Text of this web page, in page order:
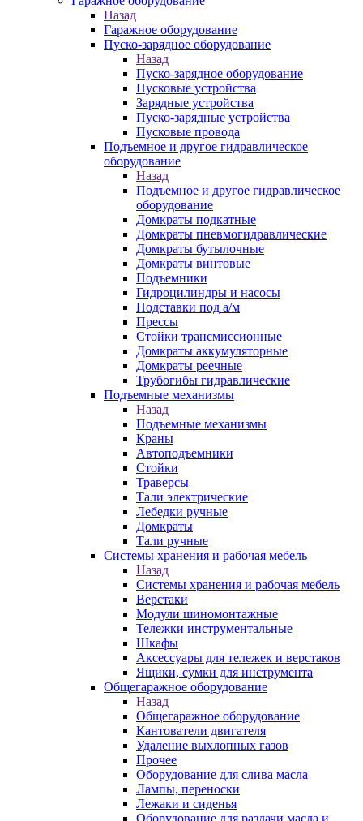
Назад
Гаражное оборудование
Пуско-зарядное оборудование
Назад
Пуско-зарядное оборудование
Пусковые устройства
Зарядные устройства
Пуско-зарядные устройства
Пусковые провода
Подъемное и другое гидравлическое
оборудование
Назад
Подъемное и другое гидравлическое
оборудование
Домкраты подкатные
Домкраты пневмогидравлические
Домкраты бутылочные
Домкраты винтовые
Подъемники
Гидроцилиндры и насосы
Подставки под а/м
Прессы
Стойки трансмиссионные
Домкраты аккумуляторные
Домкраты реечные
Трубогибы гидравлические
Подъемные механизмы
Назад
Подъемные механизмы
Краны
Автоподъемники
Стойки
Траверсы
Тали электрические
Лебедки ручные
Домкраты
Тали ручные
Системы хранения и рабочая мебель
Назад
Системы хранения и рабочая мебель
Верстаки
Модули шиномонтажные
Тележки инструментальные
Шкафы
Аксессуары для тележек и верстаков
Ящики, сумки для инструмента
Общегаражное оборудование
Назад
Общегаражное оборудование
Кантователи двигателя
Удаление выхлопных газов
Прочее
Оборудование для слива масла
Лампы, переноски
Лежаки и сиденья
Оборудование для раздачи масла и